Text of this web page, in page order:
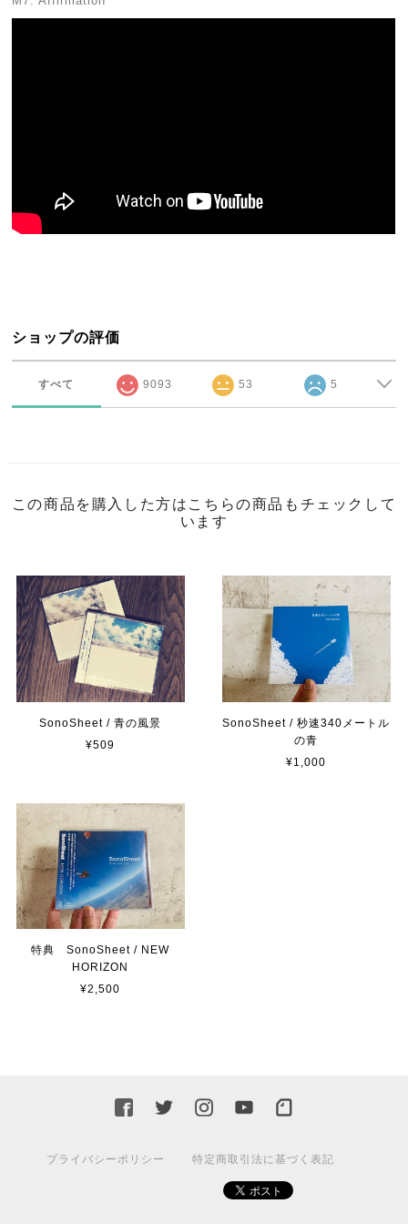
ショップの評価
すべて 9093 53 5
この商品を購入した方はこちらの商品もチェックして
います
SonoSheet / 青の風景
¥509
SonoSheet / 秒速340メートル
の青
¥1,000
特典 SonoSheet / NEW
HORIZON
¥2,500
プライバシーポリシー 特定商取引法に基づく表記